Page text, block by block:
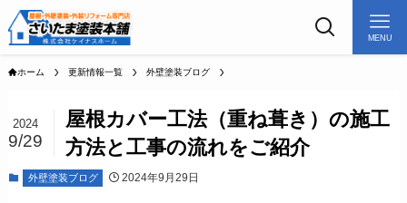
MENU
ホーム 更新情報一覧 外壁塗装ブログ
屋根カバー工法（重ね葺き）の施工
方法と工事の流れをご紹介
2024
9/29
外壁塗装ブログ 2024年9月29日